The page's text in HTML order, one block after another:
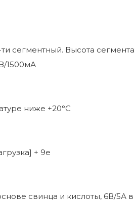
сегментный. Высота
1500мА
ниже +20°C
+ 9e
свинца и кислоты, 6В/5А в